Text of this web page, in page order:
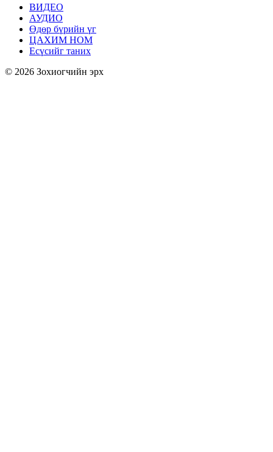
ВИДЕО
АУДИО
Өдөр бүрийн үг
ЦАХИМ НОМ
Есүсийг таних
© 2026 Зохиогчийн эрх